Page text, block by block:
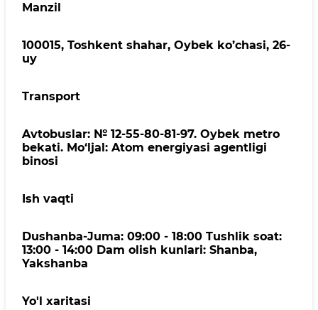
Manzil
100015, Toshkent shahar, Oybek ko’chasi, 26-
uy
Transport
Avtobuslar: № 12-55-80-81-97. Oybek metro
bekati. Mo‘ljal: Atom energiyasi agentligi
binosi
Ish vaqti
Dushanba-Juma: 09:00 - 18:00 Tushlik soat:
13:00 - 14:00 Dam olish kunlari: Shanba,
Yakshanba
Yo'l xaritasi